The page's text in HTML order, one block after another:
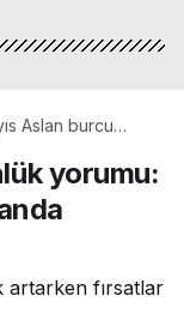
Aslan burcu
aynı anda
yorumu:
artarken fırsatlar